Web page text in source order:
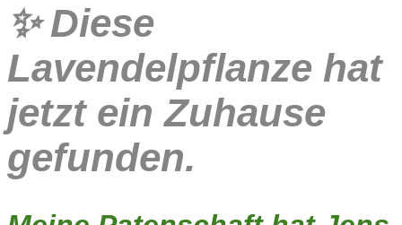
✨Diese
Lavendelpflanze hat
jetzt ein Zuhause
gefunden.